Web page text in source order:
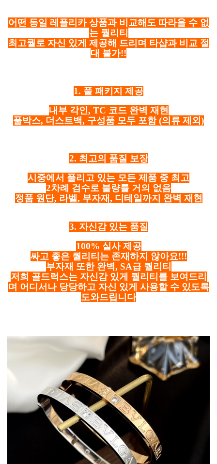
어떤 동일 레플리카 상품과 비교해도 따라올 수 없
는 퀄리티
최고퀄로 자신 있게 제공해 드리며 타샵과 비교 절
대 불가!!
1. 풀 패키지 제공
내부 각인, TC 코드 완벽 재현
풀박스, 더스트백, 구성품 모두 포함 (의류 제외)
2. 최고의 품질 보장
시중에서 풀리고 있는 모든 제품 중 최고
2차례 검수로 불량률 거의 없음
정품 원단, 라벨, 부자재, 디테일까지 완벽 재현
3. 자신감 있는 품질
100% 실사 제공
싸고 좋은 퀄리티는 존재하지 않아요!!!
부자재 또한 완벽, SA급 퀄리티
저희 골드럭스는 자신감 있게 퀄리티를 보여드리
며 어디서나 당당하고 자신 있게 사용할 수 있도록
도와드립니다